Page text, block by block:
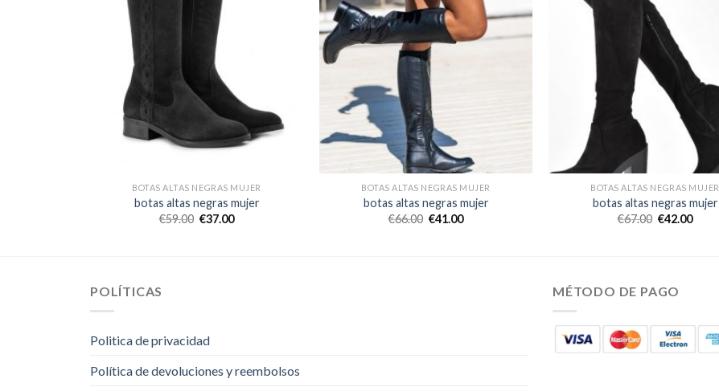
BOTAS ALTAS NEGRAS MUJER
botas altas negras mujer
€59.00 €37.00
BOTAS ALTAS NEGRAS MUJER
botas altas negras mujer
€66.00 €41.00
BOTAS ALTAS NEGRAS MUJER
botas altas negras mujer
€67.00 €42.00
POLÍTICAS
Politica de privacidad
Política de devoluciones y reembolsos
MÉTODO DE PAGO